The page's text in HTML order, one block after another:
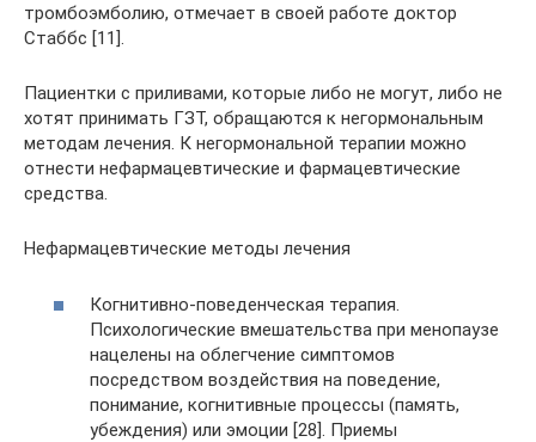
тромбоэмболию, отмечает в своей работе доктор
Стаббс [11].
Пациентки с приливами, которые либо не могут, либо не
хотят принимать ГЗТ, обращаются к негормональным
методам лечения. К негормональной терапии можно
отнести нефармацевтические и фармацевтические
средства.
Нефармацевтические методы лечения
Когнитивно-поведенческая терапия.
Психологические вмешательства при менопаузе
нацелены на облегчение симптомов
посредством воздействия на поведение,
понимание, когнитивные процессы (память,
убеждения) или эмоции [28]. Приемы